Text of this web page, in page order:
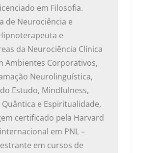
em Filosofia.
de Neurociência e
e
da Neurociência Clínica
Ambientes Corporativos,
Neurolinguística,
Estudo, Mindfulness,
Quântica e Espiritualidade,
certificado pela Harvard
em PNL –
em cursos de